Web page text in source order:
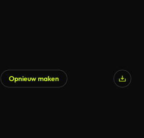
Opnieuw maken